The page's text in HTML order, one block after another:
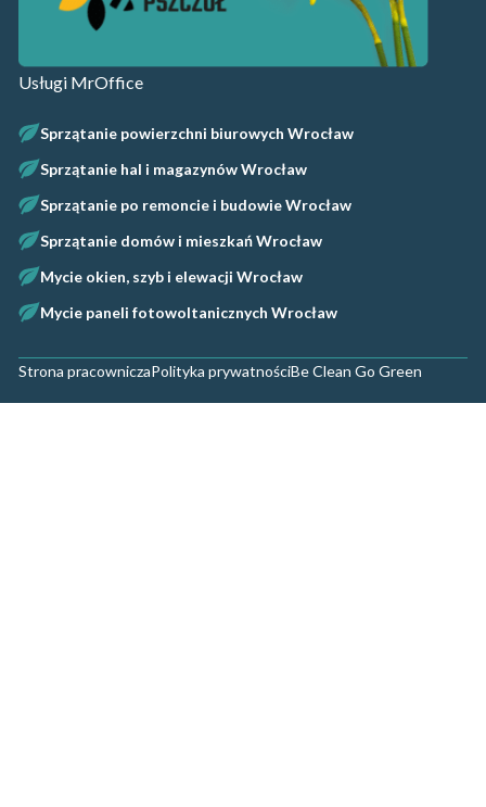
Usługi MrOffice
Sprzątanie powierzchni biurowych Wrocław
Sprzątanie hal i magazynów Wrocław
Sprzątanie po remoncie i budowie Wrocław
Sprzątanie domów i mieszkań Wrocław
Mycie okien, szyb i elewacji Wrocław
Mycie paneli fotowoltanicznych Wrocław
Strona pracowniczaPolityka prywatnościBe Clean Go Green